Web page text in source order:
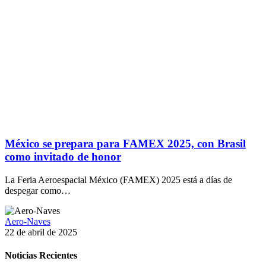
México se prepara para FAMEX 2025, con Brasil
como invitado de honor
La Feria Aeroespacial México (FAMEX) 2025 está a días de
despegar como…
Aero-Naves
22 de abril de 2025
Noticias Recientes